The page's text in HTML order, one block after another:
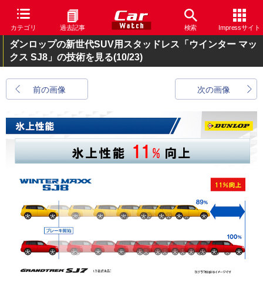
カテゴリ 過去記事 検索 Impressサイト
ダンロップの新世代SUV用スタッドレス「ウインター マッ
クス SJ8」の技術を見る(10/23)
前の画像 次の画像